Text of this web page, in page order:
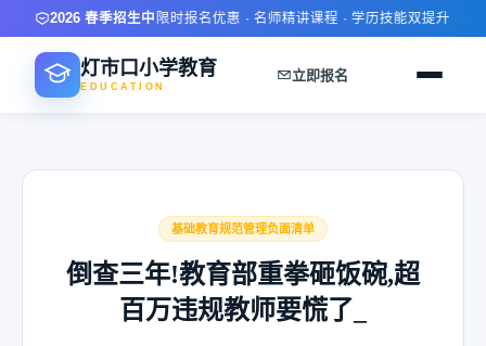
2026 春季招生中限时报名优惠 · 名师精讲课程 · 学历技能双提升 · 灵
灯市口小学教育
EDUCATION
立即报名
基础教育规范管理负面清单
倒查三年!教育部重拳砸饭碗,超
百万违规教师要慌了_